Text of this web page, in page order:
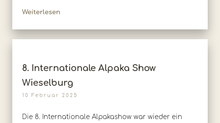
Weiterlesen
8. Internationale Alpaka Show
Wieselburg
10 Februar 2025
Die 8. Internationale Alpakashow war wieder ein